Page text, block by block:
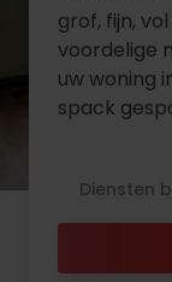
grof, fijn,
voordelige
uw woning
spack
Diensten